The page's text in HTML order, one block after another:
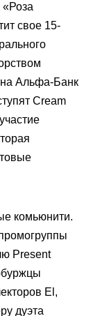
«Роза
свое 15-
Альфа-Банк
Cream
комьюнити.
Present
El,
дуэта